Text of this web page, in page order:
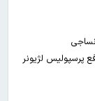
پرسپولیس لژیونر